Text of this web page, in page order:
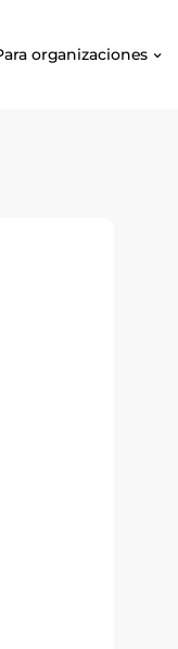
organizaciones